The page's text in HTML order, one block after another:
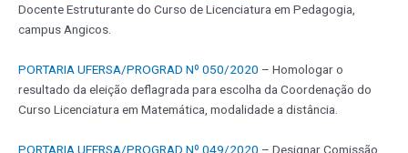
Docente Estruturante do Curso de Licenciatura em Pedagogia,
campus Angicos.
PORTARIA UFERSA/PROGRAD Nº 050/2020 – Homologar o
resultado da eleição deflagrada para escolha da Coordenação do
Curso Licenciatura em Matemática, modalidade a distância.
PORTARIA UFERSA/PROGRAD Nº 049/2020 – Designar Comissão